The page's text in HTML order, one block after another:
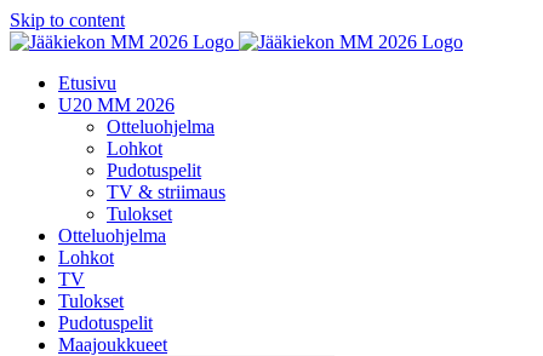
Skip to content
Etusivu
U20 MM 2026
Otteluohjelma
Lohkot
Pudotuspelit
TV & striimaus
Tulokset
Otteluohjelma
Lohkot
TV
Tulokset
Pudotuspelit
Maajoukkueet